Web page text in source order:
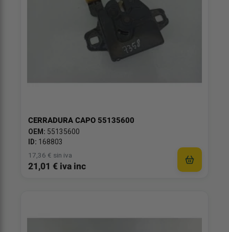
CERRADURA CAPO 55135600
OEM: 55135600
ID: 168803
17,36 € sin iva
21,01 € iva inc